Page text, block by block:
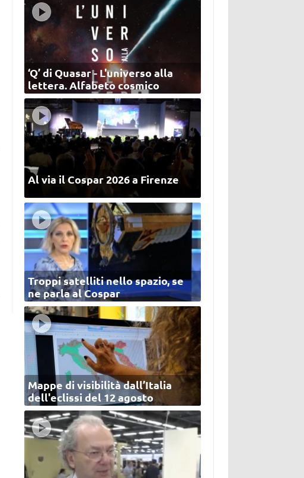
‘Q’ di Quasar - L'universo alla
lettera. Alfabeto cosmico
Al via il Cospar 2026 a Firenze
Troppi satelliti nello spazio, se
ne parla al Cospar
Mappe di visibilità dall’Italia
dell'eclissi del 12 agosto